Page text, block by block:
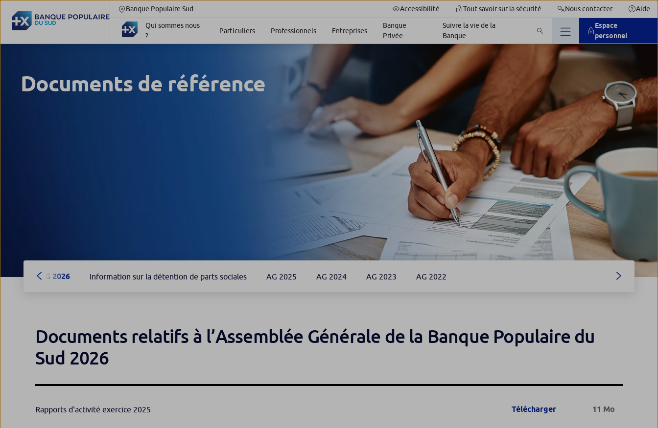
Banque Populaire Sud Accessibilité Tout savoir sur la sécurité Nous contacter Aide
Qui sommes nous
?
Particuliers Professionnels Entreprises
Banque
Privée
Suivre la vie de la
Banque
Espace
personnel
Documents de référence
AG 2026 Information sur la détention de parts sociales AG 2025 AG 2024 AG 2023 AG 2022
Documents relatifs à l’Assemblée Générale de la Banque Populaire du
Sud 2026
Rapports d'activité exercice 2025 Télécharger 11 Mo